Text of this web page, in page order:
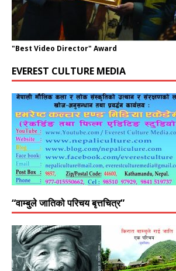
"Best Video Director" Award
EVEREST CULTURE MEDIA
“वाम्बुले जातिको परिचय बृत्तचित्र”